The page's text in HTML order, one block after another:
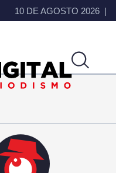
10 DE AGOSTO 2026